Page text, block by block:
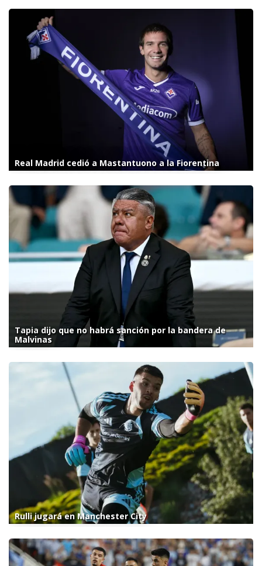
Real Madrid cedió a Mastantuono a la Fiorentina
Tapia dijo que no habrá sanción por la bandera de
Malvinas
Rulli jugará en Manchester City